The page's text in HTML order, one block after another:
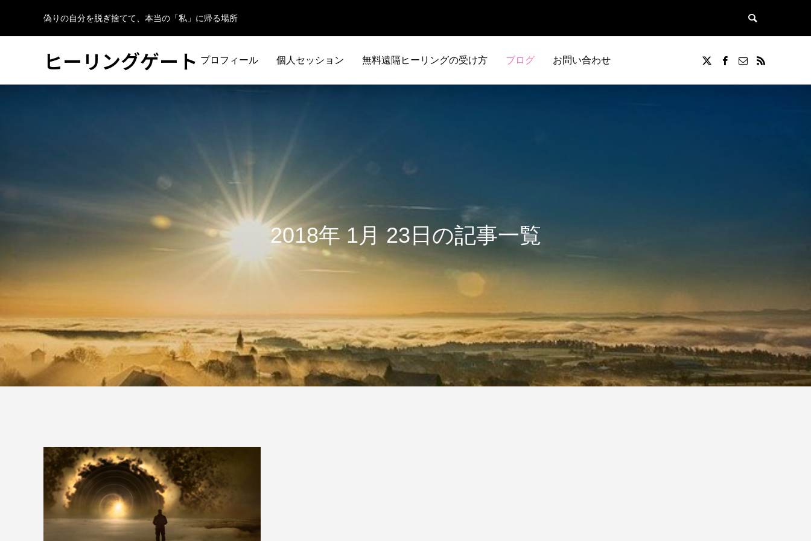
偽りの自分を脱ぎ捨てて、本当の「私」に帰る場所
ヒーリングゲート プロフィール 個人セッション 無料遠隔ヒーリングの受け方 ブログ お問い合わせ
2018年 1月 23日の記事一覧